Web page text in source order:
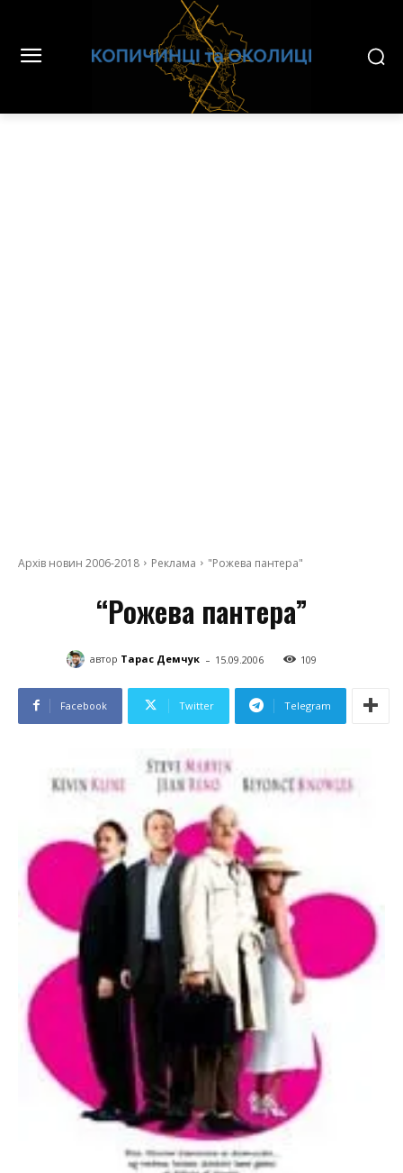
Архів новин 2006-2018 Реклама "Рожева пантера"
“Рожева пантера”
автор Тарас Демчук - 15.09.2006 109
Facebook Twitter Telegram